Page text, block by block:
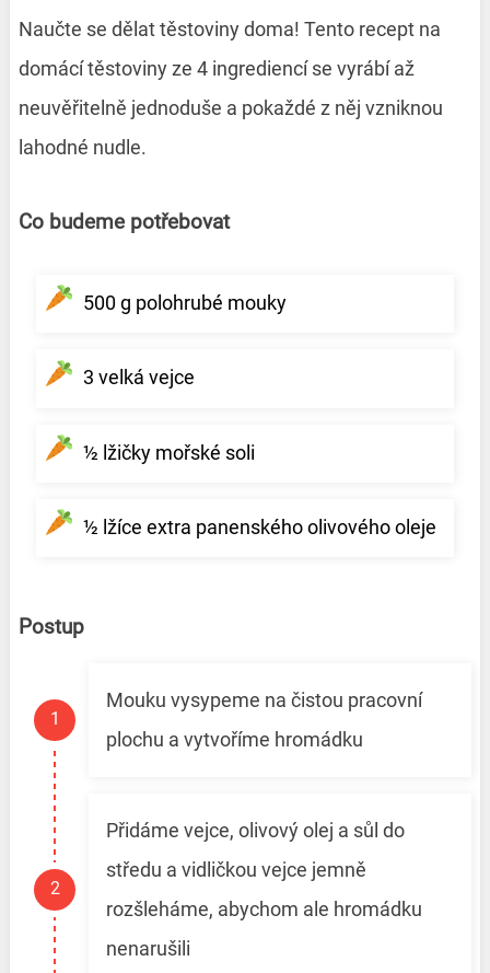
Naučte se dělat těstoviny doma! Tento recept na
domácí těstoviny ze 4 ingrediencí se vyrábí až
neuvěřitelně jednoduše a pokaždé z něj vzniknou
lahodné nudle.
Co budeme potřebovat
500 g polohrubé mouky
3 velká vejce
½ lžičky mořské soli
½ lžíce extra panenského olivového oleje
Postup
Mouku vysypeme na čistou pracovní
plochu a vytvoříme hromádku
Přidáme vejce, olivový olej a sůl do
středu a vidličkou vejce jemně
rozšleháme, abychom ale hromádku
nenarušili